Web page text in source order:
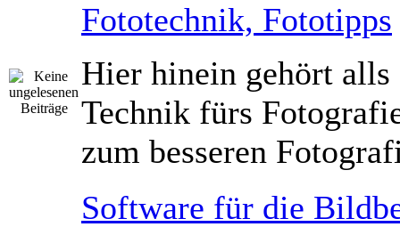
Fototechnik, Fototipps
Hier hinein gehört alls
Technik fürs
zum besseren
Software für die